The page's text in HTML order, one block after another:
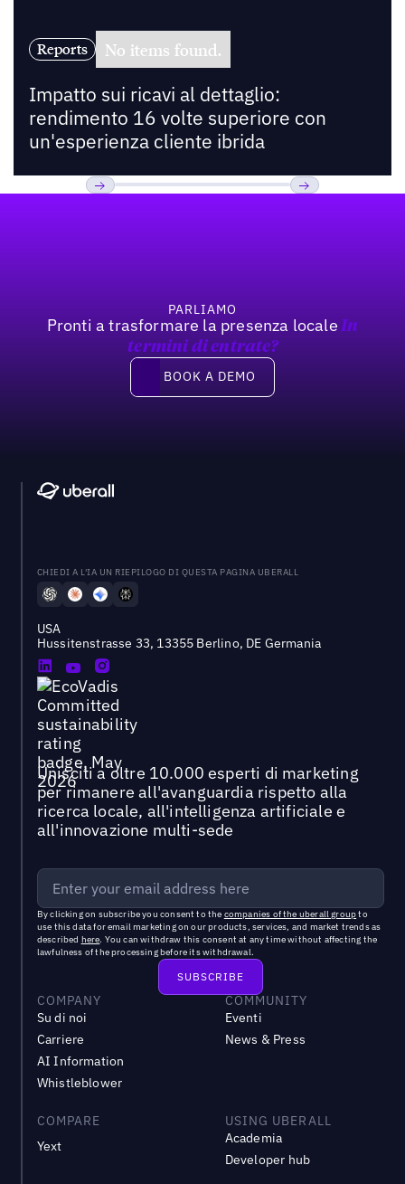
Reports No items found.
Impatto sui ricavi al dettaglio:
rendimento 16 volte superiore con
un'esperienza cliente ibrida
PARLIAMO
Pronti a trasformare la presenza locale In
termini di entrate?
Book a demo
BOOK A DEMO
CHIEDI A L'IA UN RIEPILOGO DI QUESTA PAGINA UBERALL
USA
Hussitenstrasse 33, 13355 Berlino, DE Germania
Unisciti a oltre 10.000 esperti di marketing
per rimanere all'avanguardia rispetto alla
ricerca locale, all'intelligenza artificiale e
all'innovazione multi-sede
By clicking on subscribe you consent to the companies of the uberall groupto
use this data for email marketing on our products, services, and market trends as
described here. You can withdraw this consent at any time without affecting the
lawfulness of the processing before its withdrawal.
COMPANY
Su di noi
Carriere
AI Information
Whistleblower
COMMUNITY
Eventi
News & Press
COMPARE
Yext
USING UBERALL
Academia
Developer hub